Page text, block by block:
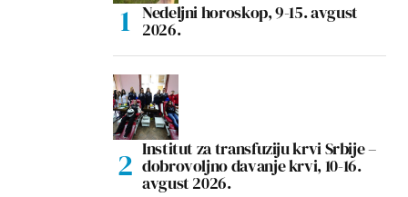
Nedeljni horoskop, 9-15. avgust
2026.
Institut za transfuziju krvi Srbije –
dobrovoljno davanje krvi, 10-16.
avgust 2026.